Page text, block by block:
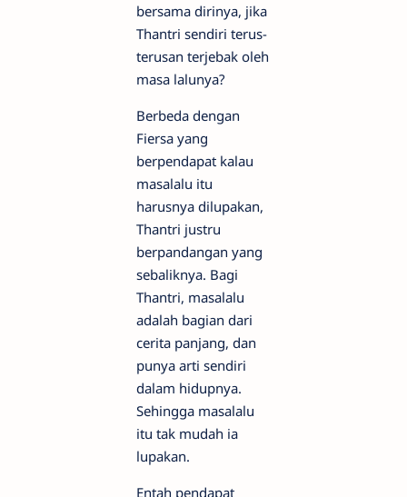
bersama dirinya, jika
Thantri sendiri terus-
terusan terjebak oleh
masa lalunya?
Berbeda dengan
Fiersa yang
berpendapat kalau
masalalu itu
harusnya dilupakan,
Thantri justru
berpandangan yang
sebaliknya. Bagi
Thantri, masalalu
adalah bagian dari
cerita panjang, dan
punya arti sendiri
dalam hidupnya.
Sehingga masalalu
itu tak mudah ia
lupakan.
Entah pendapat